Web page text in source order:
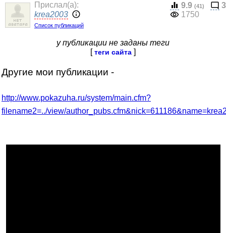
Прислал(a):
krea2003
Список публикаций
9.9 (41)
3
1750
у публикации не заданы теги
[теги сайта ]
Другие мои публикации -
http://www.pokazuha.ru/system/main.cfm?
filename2=../view/